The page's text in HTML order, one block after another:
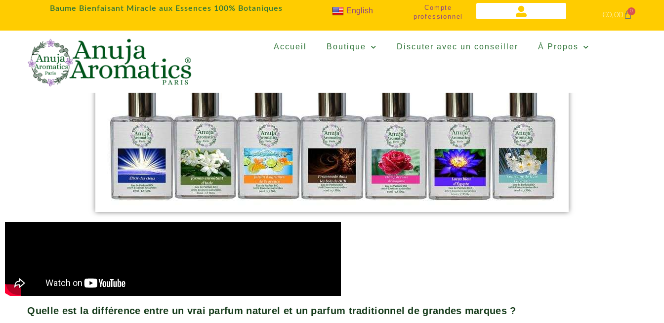
Baume Bienfaisant Miracle aux Essences 100% Botaniques English
Compte
professionnel
€0,00 0
Accueil Boutique Discuter avec un conseiller À Propos
Quell e est la différence entre un vrai parfum naturel et un parfum traditionnel de grandes marques ?